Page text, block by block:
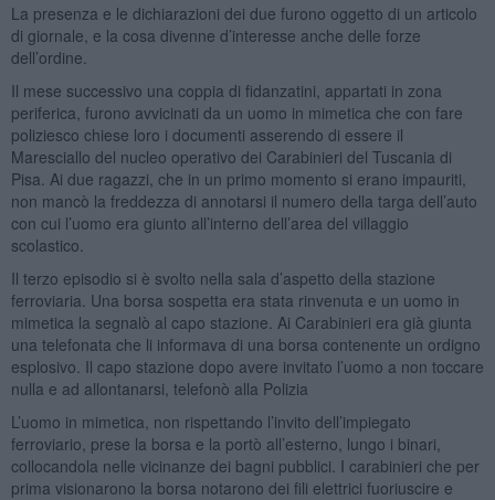
La presenza e le dichiarazioni dei due furono oggetto di un articolo
di giornale, e la cosa divenne d’interesse anche delle forze
dell’ordine.
Il mese successivo una coppia di fidanzatini, appartati in zona
periferica, furono avvicinati da un uomo in mimetica che con fare
poliziesco chiese loro i documenti asserendo di essere il
Maresciallo del nucleo operativo dei Carabinieri del Tuscania di
Pisa. Ai due ragazzi, che in un primo momento si erano impauriti,
non mancò la freddezza di annotarsi il numero della targa dell’auto
con cui l’uomo era giunto all’interno dell’area del villaggio
scolastico.
Il terzo episodio si è svolto nella sala d’aspetto della stazione
ferroviaria. Una borsa sospetta era stata rinvenuta e un uomo in
mimetica la segnalò al capo stazione. Ai Carabinieri era già giunta
una telefonata che li informava di una borsa contenente un ordigno
esplosivo. Il capo stazione dopo avere invitato l’uomo a non toccare
nulla e ad allontanarsi, telefonò alla Polizia
L’uomo in mimetica, non rispettando l’invito dell’impiegato
ferroviario, prese la borsa e la portò all’esterno, lungo i binari,
collocandola nelle vicinanze dei bagni pubblici. I carabinieri che per
prima visionarono la borsa notarono dei fili elettrici fuoriuscire e